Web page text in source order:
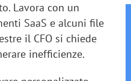
Lavora con un
SaaS e alcuni file
il CFO si chiede
inefficienze.